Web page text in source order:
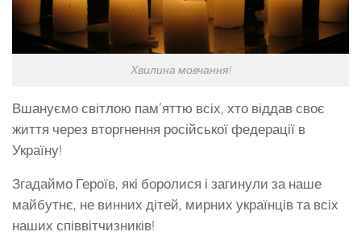
Хвилина мовчання!
Вшануємо світлою пам’яттю всіх, хто віддав своє
життя через вторгнення російської федерації в
Україну!
Згадаймо Героїв, які боролися і загинули за наше
майбутнє, не винних дітей, мирних українців та всіх
наших співвітчизників!